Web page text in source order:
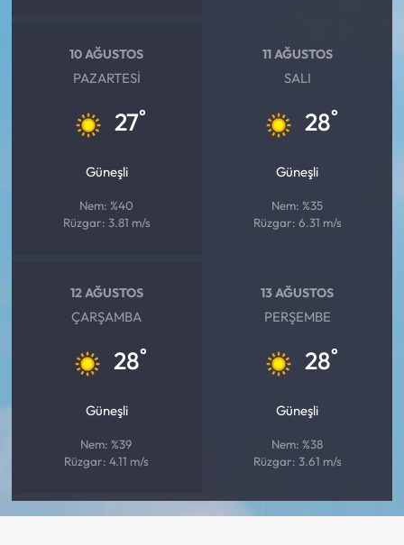
10 AĞUSTOS
PAZARTESI
27°
Güneşli
Nem: %40
Rüzgar: 3.81 m/s
11 AĞUSTOS
SALI
28°
Güneşli
Nem: %35
Rüzgar: 6.31 m/s
12 AĞUSTOS
ÇARŞAMBA
28°
Güneşli
Nem: %39
Rüzgar: 4.11 m/s
13 AĞUSTOS
PERŞEMBE
28°
Güneşli
Nem: %38
Rüzgar: 3.61 m/s